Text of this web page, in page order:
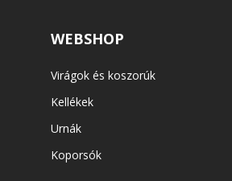
WEBSHOP
Virágok és koszorúk
Kellékek
Urnák
Koporsók